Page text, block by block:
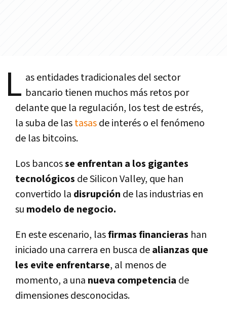
L as entidades tradicionales del sector
bancario tienen muchos más retos por
delante que la regulación, los test de estrés,
la suba de lastasasde interés o el fenómeno
de las bitcoins.
Los bancosse enfrentan a los gigantes
tecnológicos de Silicon Valley, que han
convertido la disrupción de las industrias en
su modelo de negocio.
En este escenario, lasfirmas financieras han
iniciado una carrera en busca dealianzas que
les evite enfrentarse, al menos de
momento, a una nueva competencia de
dimensiones desconocidas.